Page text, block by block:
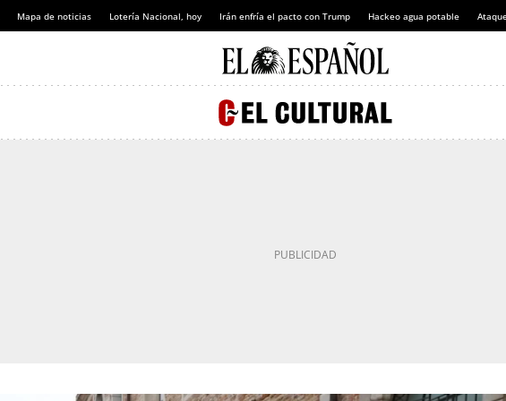
Mapa de noticias Lotería Nacional, hoy Irán enfría el pacto con Trump Hackeo agua potable